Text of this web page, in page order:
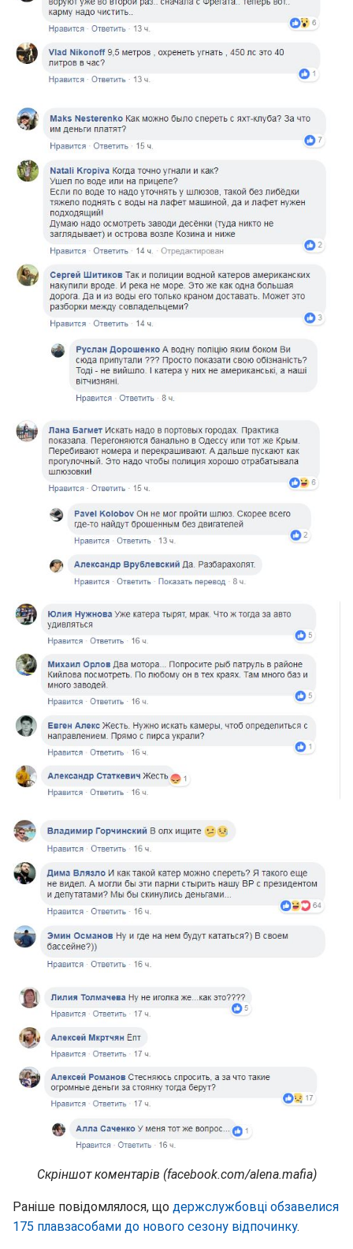
Скріншот коментарів (facebook.com/alena.mafia)
Раніше повідомлялося, що держслужбовці обзавелися
175 плавзасобами до нового сезону відпочинку.